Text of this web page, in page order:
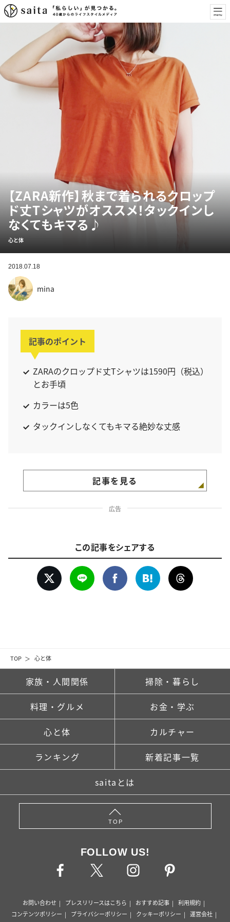
TOP 心と体
【ZARA新作】秋まで着られるクロップ
ド丈Tシャツがオススメ！タックインし
なくてもキマる♪
心と体
2018.07.18
mina
記事のポイント
ZARAのクロップド丈Tシャツは1590円（税込）
とお手頃
カラーは5色
タックインしなくてもキマる絶妙な丈感
記事を見る
広告
この記事をシェアする
家族・人間関係 掃除・暮らし
料理・グルメ お金・学ぶ
心と体 カルチャー
ランキング 新着記事一覧
saitaとは
TOP
FOLLOW US!
お問い合わせ プレスリリースはこちら おすすめ記事
利用規約
コンテンツポリシー
プライバシーポリシー クッキーポリシー
運営会社